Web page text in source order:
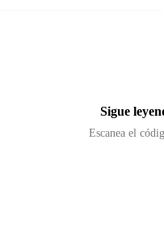
Sigue
Escanea el